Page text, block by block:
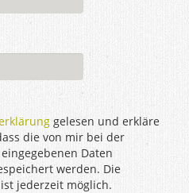
gelesen und erkläre
die von mir bei der
Daten
werden. Die
jederzeit möglich.